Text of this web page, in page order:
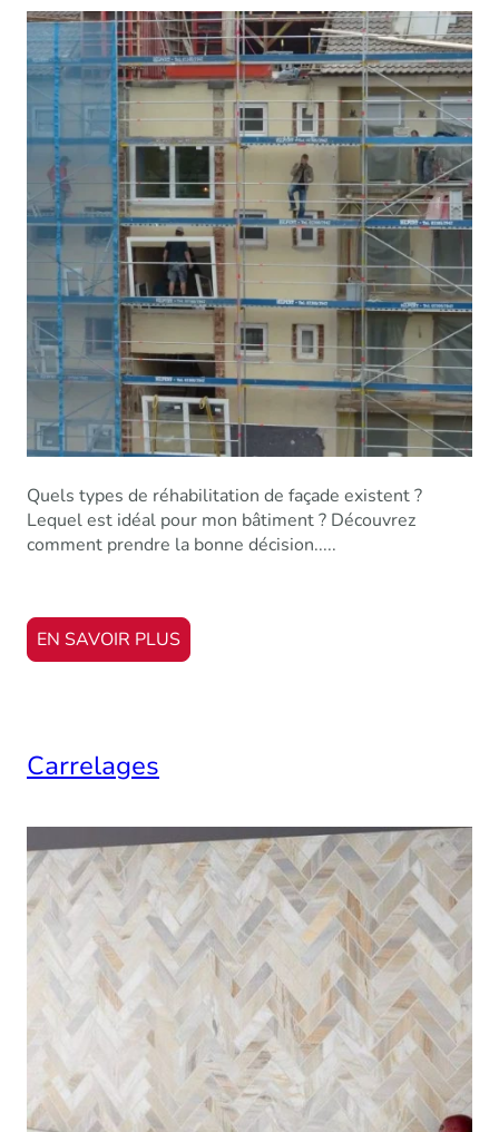
Quels types de réhabilitation de façade existent ?
Lequel est idéal pour mon bâtiment ? Découvrez
comment prendre la bonne décision.....
EN SAVOIR PLUS
Carrelages